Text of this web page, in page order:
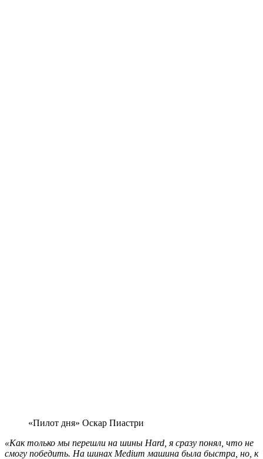
«Пилот дня» Оскар Пиастри
«Как только мы перешли на шины Hard, я сразу понял, что не
смогу победить. На шинах Medium машина была быстра, но, к